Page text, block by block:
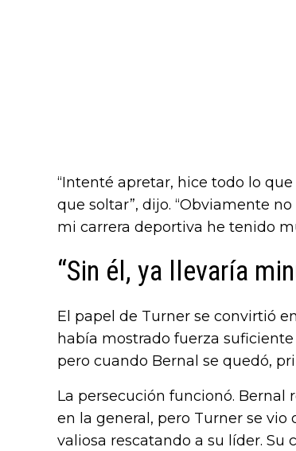
“Intenté apretar, hice todo lo
que soltar”, dijo. “Obviamente
mi carrera deportiva he tenido
“Sin él, ya llevaría
El papel de Turner se convirtió
había mostrado fuerza
pero cuando Bernal se quedó,
La persecución funcionó. Bernal
en la general, pero Turner se
valiosa rescatando a su líder.